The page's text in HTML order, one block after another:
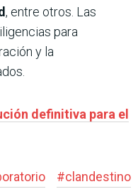
, entre otros. Las
para
y la
definitiva para el
#clandestino